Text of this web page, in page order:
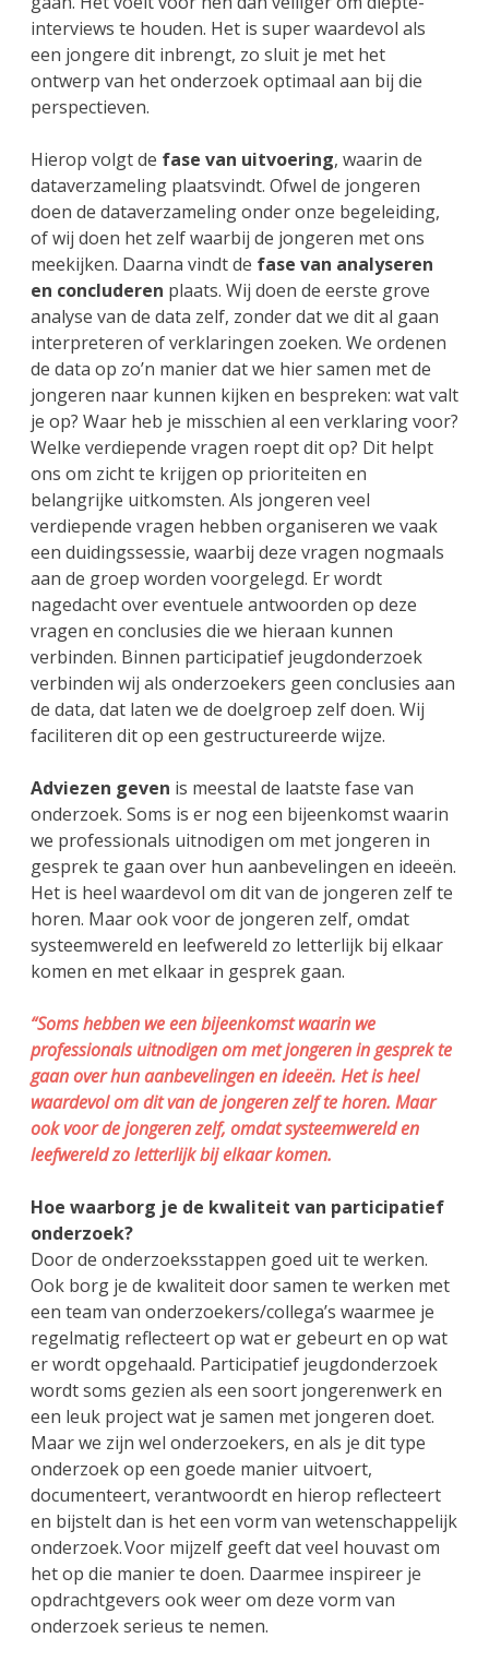
interviews te houden. Het is super waardevol als
een jongere dit inbrengt, zo sluit je met het
ontwerp van het onderzoek optimaal aan bij die
perspectieven.
Hierop volgt de fase van uitvoering, waarin de
dataverzameling plaatsvindt. Ofwel de jongeren
doen de dataverzameling onder onze begeleiding,
of wij doen het zelf waarbij de jongeren met ons
meekijken. Daarna vindt de fase van analyseren
en concluderen plaats. Wij doen de eerste grove
analyse van de data zelf, zonder dat we dit al gaan
interpreteren of verklaringen zoeken. We ordenen
de data op zo’n manier dat we hier samen met de
jongeren naar kunnen kijken en bespreken: wat valt
je op? Waar heb je misschien al een verklaring voor?
Welke verdiepende vragen roept dit op? Dit helpt
ons om zicht te krijgen op prioriteiten en
belangrijke uitkomsten. Als jongeren veel
verdiepende vragen hebben organiseren we vaak
een duidingssessie, waarbij deze vragen nogmaals
aan de groep worden voorgelegd. Er wordt
nagedacht over eventuele antwoorden op deze
vragen en conclusies die we hieraan kunnen
verbinden. Binnen participatief jeugdonderzoek
verbinden wij als onderzoekers geen conclusies aan
de data, dat laten we de doelgroep zelf doen. Wij
faciliteren dit op een gestructureerde wijze.
Adviezen geven is meestal de laatste fase van
onderzoek. Soms is er nog een bijeenkomst waarin
we professionals uitnodigen om met jongeren in
gesprek te gaan over hun aanbevelingen en ideeën.
Het is heel waardevol om dit van de jongeren zelf te
horen. Maar ook voor de jongeren zelf, omdat
systeemwereld en leefwereld zo letterlijk bij elkaar
komen en met elkaar in gesprek gaan.
“Soms hebben we een bijeenkomst waarin we
professionals uitnodigen om met jongeren in gesprek te
gaan over hun aanbevelingen en ideeën. Het is heel
waardevol om dit van de jongeren zelf te horen. Maar
ook voor de jongeren zelf, omdat systeemwereld en
leefwereld zo letterlijk bij elkaar komen.
Hoe waarborg je de kwaliteit van participatief
onderzoek?
Door de onderzoeksstappen goed uit te werken.
Ook borg je de kwaliteit door samen te werken met
een team van onderzoekers/collega’s waarmee je
regelmatig reflecteert op wat er gebeurt en op wat
er wordt opgehaald. Participatief jeugdonderzoek
wordt soms gezien als een soort jongerenwerk en
een leuk project wat je samen met jongeren doet.
Maar we zijn wel onderzoekers, en als je dit type
onderzoek op een goede manier uitvoert,
documenteert, verantwoordt en hierop reflecteert
en bijstelt dan is het een vorm van wetenschappelijk
onderzoek. Voor mijzelf geeft dat veel houvast om
het op die manier te doen. Daarmee inspireer je
opdrachtgevers ook weer om deze vorm van
onderzoek serieus te nemen.